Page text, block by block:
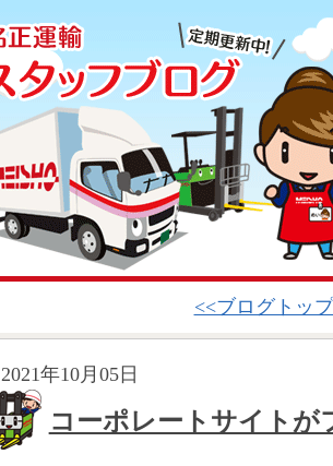
<<ブログトッ
2021年10月05日
コーポレートサイトが